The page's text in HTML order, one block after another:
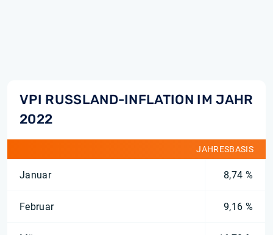
VPI RUSSLAND-INFLATION IM JAHR
2022
JAHRESBASIS
Januar 8,74 %
Februar 9,16 %